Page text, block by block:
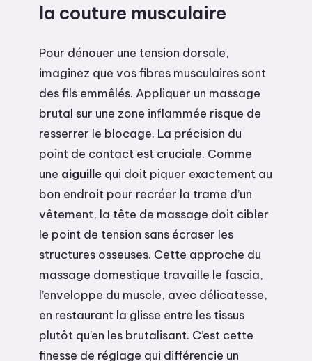
la couture musculaire
Pour dénouer une tension dorsale,
imaginez que vos fibres musculaires sont
des fils emmêlés. Appliquer un massage
brutal sur une zone inflammée risque de
resserrer le blocage. La précision du
point de contact est cruciale. Comme
une aiguille qui doit piquer exactement au
bon endroit pour recréer la trame d’un
vêtement, la tête de massage doit cibler
le point de tension sans écraser les
structures osseuses. Cette approche du
massage domestique travaille le fascia,
l’enveloppe du muscle, avec délicatesse,
en restaurant la glisse entre les tissus
plutôt qu’en les brutalisant. C’est cette
finesse de réglage qui différencie un